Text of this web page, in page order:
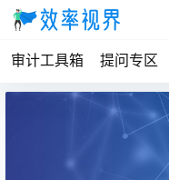
审计工具箱 提问专区